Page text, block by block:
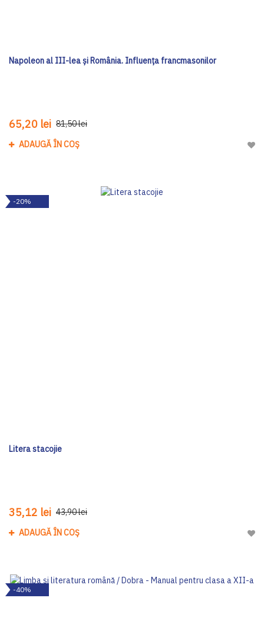
Napoleon al III-lea și România. Influența francmasonilor
65,20 lei 81,50 lei
ADAUGĂ ÎN COȘ
-20%
Litera stacojie
35,12 lei 43,90 lei
ADAUGĂ ÎN COȘ
-40%